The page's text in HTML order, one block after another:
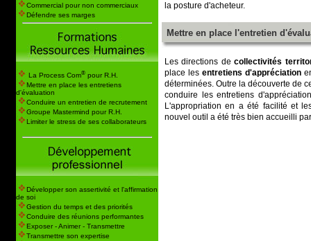
Commercial pour non commerciaux
Défendre ses marges
La Process Com® pour R.H.
Mettre en place les entretiens
d'évaluation
Conduire un entretien de recrutement
Groupe Mastermind pour R.H.
Limiter le stress de ses collaborateurs
Développer son assertivité et l'affirmation
de soi
Gestion du temps et des priorités
Conduire des réunions performantes
Exposer - Animer - Transmettre
Transmettre son expertise
la posture d'acheteur.
Mettre en place l'entretien
Les directions decollectivités
place les entretiens d'appréciation
déterminées. Outre la découverte de
conduire les entretiens
L'appropriation en a été facilité et
nouvel outil a été très bien accueilli